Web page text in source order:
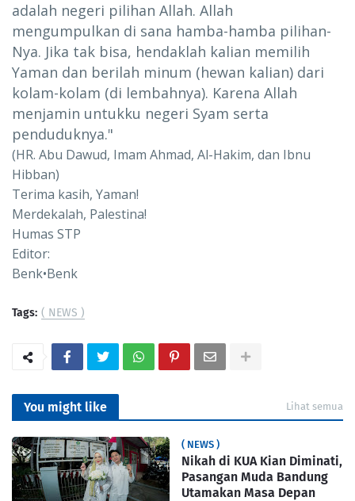
adalah negeri pilihan Allah. Allah
mengumpulkan di sana hamba-hamba pilihan-
Nya. Jika tak bisa, hendaklah kalian memilih
Yaman dan berilah minum (hewan kalian) dari
kolam-kolam (di lembahnya). Karena Allah
menjamin untukku negeri Syam serta
penduduknya."
(HR. Abu Dawud, Imam Ahmad, Al-Hakim, dan Ibnu
Hibban)
Terima kasih, Yaman!
Merdekalah, Palestina!
Humas STP
Editor:
Benk•Benk
Tags: ( NEWS )
You might like Lihat semua
( NEWS )
Nikah di KUA Kian Diminati,
Pasangan Muda Bandung
Utamakan Masa Depan